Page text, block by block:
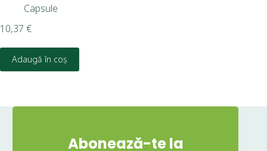
Capsule
10,37 €
Adaugă în coș
Abonează-te la